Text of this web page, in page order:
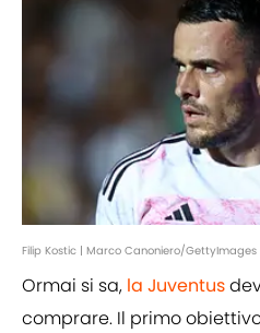
Filip Kostic | Marco Canoniero/GettyImages
Ormai si sa, la Juventus
comprare. Il primo